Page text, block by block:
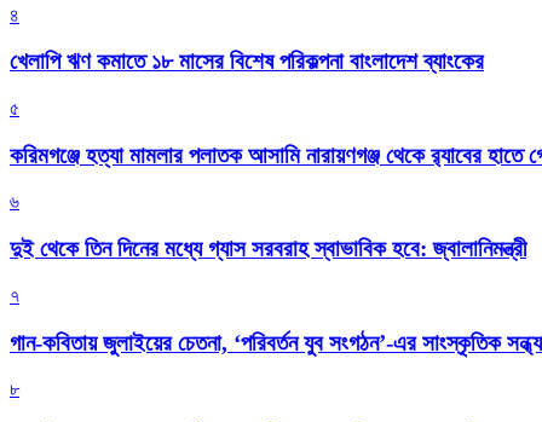
৪
খেলাপি ঋণ কমাতে ১৮ মাসের বিশেষ পরিকল্পনা বাংলাদেশ ব্যাংকের
৫
করিমগঞ্জে হত্যা মামলার পলাতক আসামি নারায়ণগঞ্জ থেকে র‌্যাবের হাতে
৬
দুই থেকে তিন দিনের মধ্যে গ্যাস সরবরাহ স্বাভাবিক হবে: জ্বালানিমন্ত্রী
৭
গান-কবিতায় জুলাইয়ের চেতনা, ‘পরিবর্তন যুব সংগঠন’-এর সাংস্কৃতিক
৮